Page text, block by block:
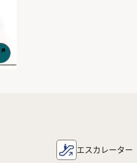
エスカレーター